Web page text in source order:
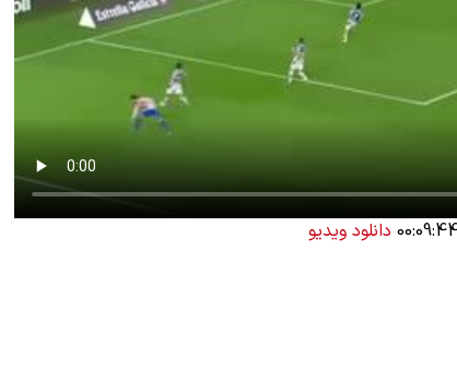
دانلود ویدیو